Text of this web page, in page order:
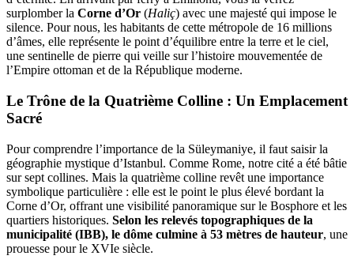
surplomber la Corne d’Or (Haliç) avec une majesté qui impose le
silence. Pour nous, les habitants de cette métropole de 16 millions
d’âmes, elle représente le point d’équilibre entre la terre et le ciel,
une sentinelle de pierre qui veille sur l’histoire mouvementée de
l’Empire ottoman et de la République moderne.
Le Trône de la Quatrième Colline : Un Emplacement
Sacré
Pour comprendre l’importance de la Süleymaniye, il faut saisir la
géographie mystique d’Istanbul. Comme Rome, notre cité a été bâtie
sur sept collines. Mais la quatrième colline revêt une importance
symbolique particulière : elle est le point le plus élevé bordant la
Corne d’Or, offrant une visibilité panoramique sur le Bosphore et les
quartiers historiques. Selon les relevés topographiques de la
municipalité (IBB), le dôme culmine à 53 mètres de hauteur, une
prouesse pour le XVIe siècle.